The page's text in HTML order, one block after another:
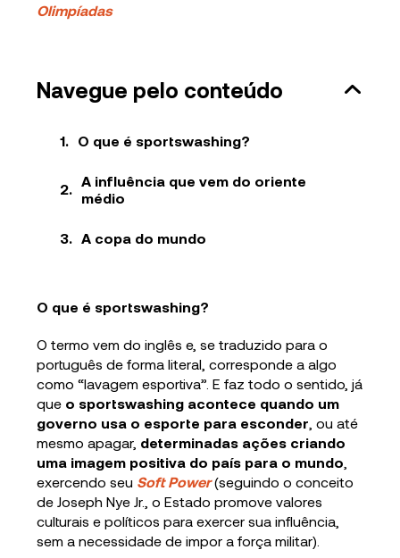
Olimpíadas
Navegue pelo conteúdo
O que é sportswashing?
A influência que vem do oriente
médio
A copa do mundo
O que é sportswashing?
O termo vem do inglês e, se traduzido para o
português de forma literal, corresponde a algo
como “lavagem esportiva”. E faz todo o sentido, já
que o sportswashing acontece quando um
governo usa o esporte para esconder , ou até
mesmo apagar, determinadas ações criando
uma imagem positiva do país para o mundo
exercendo seu Soft Power(seguindo o conceito
de Joseph Nye Jr., o Estado promove valores
culturais e políticos para exercer sua influência,
sem a necessidade de impor a força militar).